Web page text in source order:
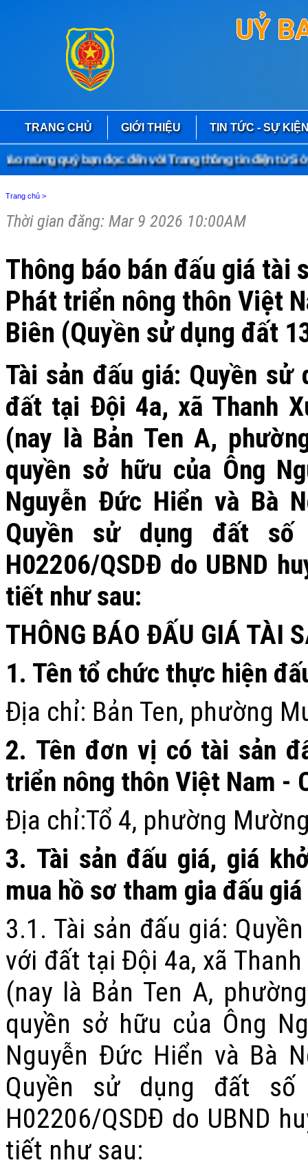
UỶ
TRANG CHỦ GIỚI THIỆU TIN TỨC - SỰ
mừng quý bạn đọc đến với Trang thông tin điện tử Sở
Trang chủ >
Thời gian đăng: Mar 9 2026 10:00AM
Thông báo bán đấu giá tài
Phát triển nông thôn Việt
Biên (Quyền sử dụng đất
Tài sản đấu giá: Quyền
đất tại Đội 4a, xã Thanh
(nay là Bản Ten A,
quyền sở hữu của Ông
Nguyễn Đức Hiển và Bà
Quyền sử dụng đất
H02206/QSDĐ do UBND
tiết như sau:
THÔNG BÁO ĐẤU GIÁ TÀI
1. Tên tổ chức thực hiện
Địa chỉ: Bản Ten, phường
2. Tên đơn vị có tài sản
triển nông thôn Việt Nam -
Địa chỉ:Tổ 4, phường
3. Tài sản đấu giá, giá
mua hồ sơ tham gia đấu giá
3.1. Tài sản đấu giá:
với đất tại Đội 4a, xã
(nay là Bản Ten A,
quyền sở hữu của Ông
Nguyễn Đức Hiển và Bà
Quyền sử dụng đất
H02206/QSDĐ do UBND
tiết như sau: